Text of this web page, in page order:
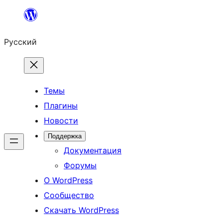
Перейти
содержимому
Русский
Темы
Плагины
Новости
Поддержка
Документация
Форумы
О WordPress
Сообщество
Скачать WordPress